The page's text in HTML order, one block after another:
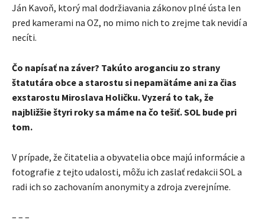
Ján Kavoň, ktorý mal dodržiavania zákonov plné ústa len
pred kamerami na OZ, no mimo nich to zrejme tak nevidí a
necíti.
Čo napísať na záver? Takúto aroganciu zo strany
štatutára obce a starostu si nepamätáme ani za čias
exstarostu Miroslava Holičku. Vyzerá to tak, že
najbližšie štyri roky sa máme na čo tešiť. SOL bude pri
tom.
V prípade, že čitatelia a obyvatelia obce majú informácie a
fotografie z tejto udalosti, môžu ich zaslať redakcii SOL a
radi ich so zachovaním anonymity a zdroja zverejníme.
– – –